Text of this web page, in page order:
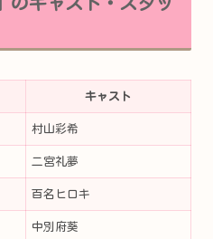
キャスト
村山彩希
二宮礼夢
百名ヒロキ
中別府葵